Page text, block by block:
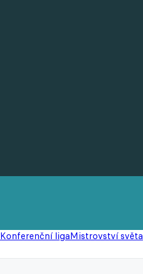
Konferenční ligaMistrovství světa